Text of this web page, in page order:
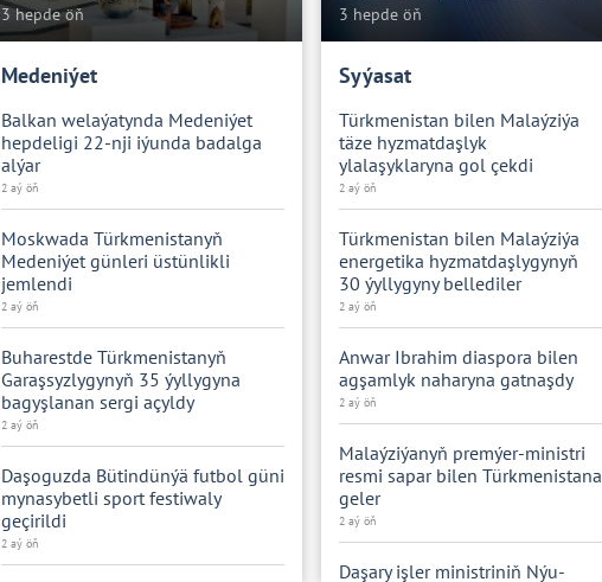
3 hepde öň
Medeniýet
Balkan welaýatynda Medeniýet
hepdeligi 22-nji iýunda badalga
alýar
2 aý öň
Moskwada Türkmenistanyň
Medeniýet günleri üstünlikli
jemlendi
2 aý öň
Buharestde Türkmenistanyň
Garaşsyzlygynyň 35 ýyllygyna
bagyşlanan sergi açyldy
2 aý öň
Daşoguzda Bütindünýä futbol güni
mynasybetli sport festiwaly
geçirildi
2 aý öň
3 hepde öň
Syýasat
Türkmenistan bilen Malaýziýa
täze hyzmatdaşlyk
ylalaşyklaryna gol çekdi
2 aý öň
Türkmenistan bilen Malaýziýa
energetika hyzmatdaşlygynyň
30 ýyllygyny bellediler
2 aý öň
Anwar Ibrahim diaspora bilen
agşamlyk naharyna gatnaşdy
2 aý öň
Malaýziýanyň premýer-ministri
resmi sapar bilen Türkmenistana
geler
2 aý öň
Daşary işler ministriniň Nýu-